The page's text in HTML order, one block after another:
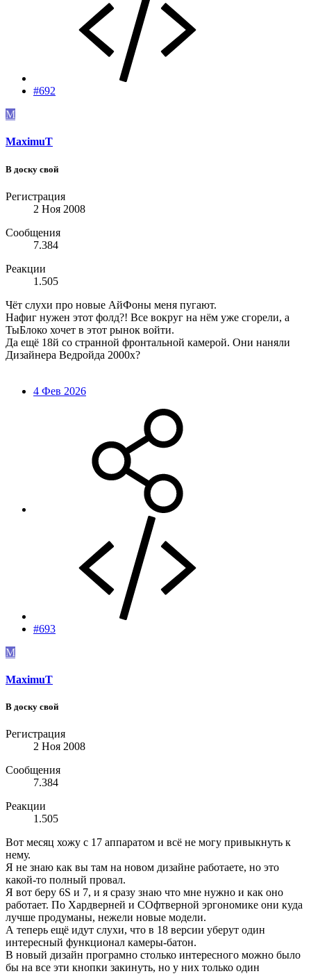
#692
M
MaximuT
В доску свой
Регистрация
2 Ноя 2008
Сообщения
7.384
Реакции
1.505
Чёт слухи про новые АйФоны меня пугают.
Нафиг нужен этот фолд?! Все вокруг на нём уже сгорели, а
ТыБлоко хочет в этот рынок войти.
Да ещё 18й со странной фронтальной камерой. Они наняли
Дизайнера Ведройда 2000х?
4 Фев 2026
#693
M
MaximuT
В доску свой
Регистрация
2 Ноя 2008
Сообщения
7.384
Реакции
1.505
Вот месяц хожу с 17 аппаратом и всё не могу привыкнуть к
нему.
Я не знаю как вы там на новом дизайне работаете, но это
какой-то полный провал.
Я вот беру 6S и 7, и я сразу знаю что мне нужно и как оно
работает. По Хардверней и СОфтверной эргономике они куда
лучше продуманы, нежели новые модели.
А теперь ещё идут слухи, что в 18 версии уберут один
интересный функционал камеры-батон.
В новый дизайн програмно столько интересного можно было
бы на все эти кнопки закинуть, но у них только один